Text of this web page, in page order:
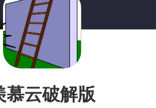
慕云破解版